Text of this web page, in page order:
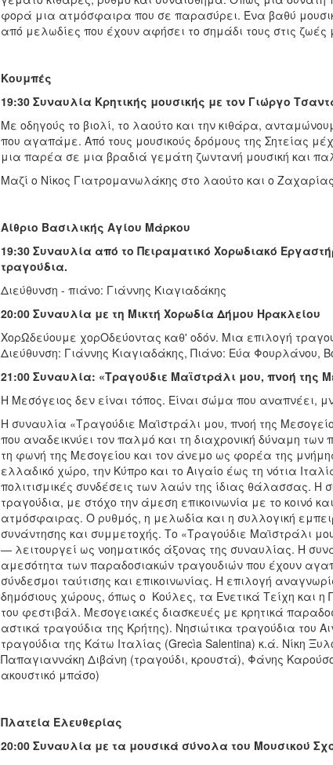
φορά μια ατμόσφαιρα που σε παρασύρει. Ένα βαθύ
από μελωδίες που έχουν αφήσει το σημάδι τους στις ζωές
Κουμπές
19:30 Συναυλία Κρητικής μουσικής με τον Γιώργο
Με οδηγούς το βιολί, το λαούτο και την κιθάρα,
που αγαπάμε. Από τους μουσικούς δρόμους της Σητείας
μια παρέα σε μια βραδιά γεμάτη ζωντανή μουσική και
Μαζί ο Νίκος Γιατρομανωλάκης στο λαούτο και ο
Αίθριο Βασιλικής Αγίου Μάρκου
19:30 Συναυλία από το Πειραματικό Χορωδιακό
τραγούδια.
Διεύθυνση - πιάνο: Γιάννης Κιαγιαδάκης
20:00 Συναυλία με τη Μικτή Χορωδία Δήμου Ηρακλείου
ΧορΩδεύουμε χορΟδεύοντας καθ' οδόν. Μια επιλογή
Διεύθυνση: Γιάννης Κιαγιαδάκης, Πιάνο: Εύα Φουρλάνου,
21:00 Συναυλία: «Τραγούδιε Μαϊστράλι μου, πνοή της
Η Μεσόγειος δεν είναι τόπος. Είναι σώμα που αναπνέει,
Η συναυλία «Τραγούδιε Μαϊστράλι μου, πνοή της
που αναδεικνύει τον παλμό και τη διαχρονική δύναμη
τη φωνή της Μεσογείου και τον άνεμο ως φορέα της
ελλαδικό χώρο, την Κύπρο και το Αιγαίο έως τη νότια
πολιτισμικές συνδέσεις των λαών της ίδιας θάλασσας.
τραγούδια, με στόχο την άμεση επικοινωνία με το κοινό
ατμόσφαιρας. Ο ρυθμός, η μελωδία και η συλλογική
συνάντησης και συμμετοχής. Το «Τραγούδιε Μαϊστράλι
— λειτουργεί ως νοηματικός άξονας της συναυλίας. Η
αμεσότητα των παραδοσιακών τραγουδιών που έχουν
σύνδεσμοι ταύτισης και επικοινωνίας. Η επιλογή
δημόσιους χώρους, όπως ο Κούλες, τα Ενετικά Τείχη και
του φεστιβάλ. Μεσογειακές διασκευές με κρητικά
αστικά τραγούδια της Κρήτης). Νησιώτικα τραγούδια του
τραγούδια της Κάτω Ιταλίας (Grecìa Salentina) κ.ά. Νίκη
Παπαγιαννάκη Διβάνη (τραγούδι, κρουστά), Φάνης
ακουστικό μπάσο)
Πλατεία Ελευθερίας
20:00 Συναυλία με τα μουσικά σύνολα του Μουσικού